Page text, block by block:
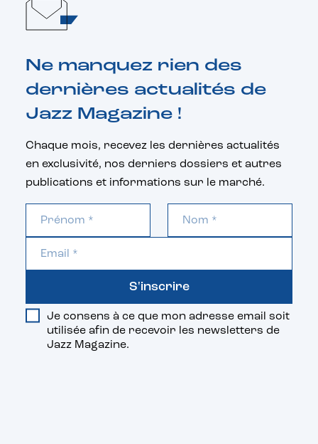
Ne manquez rien des
dernières actualités de
Jazz Magazine !
Chaque mois, recevez les dernières actualités
en exclusivité, nos derniers dossiers et autres
publications et informations sur le marché.
Je consens à ce que mon adresse email soit
utilisée afin de recevoir les newsletters de
Jazz Magazine.
S'inscrire